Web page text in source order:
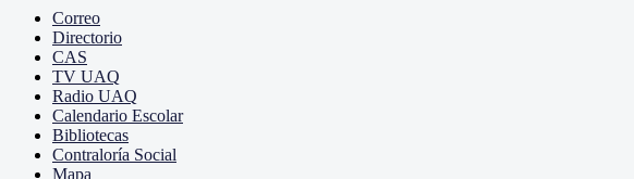
Correo
Directorio
CAS
TV UAQ
Radio UAQ
Calendario Escolar
Bibliotecas
Contraloría Social
Mapa